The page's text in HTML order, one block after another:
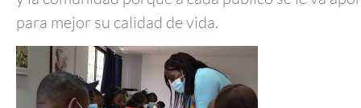
para mejor su calidad de vida.